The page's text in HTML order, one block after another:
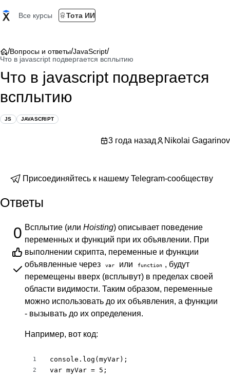
Все курсы Тота ИИ
/Вопросы и ответы/JavaScript/
Что в javascript подвергается всплытию
Что в javascript подвергается
всплытию
JS JAVASCRIPT
3 года назад Nikolai Gagarinov
Присоединяйтесь к нашему Telegram-сообществу
Ответы
0 Всплытие (или Hoisting) описывает поведение
переменных и функций при их объявлении. При
выполнении скрипта, переменные и функции
объявленные через
var или function , будут
перемещены вверх (всплывут) в пределах своей
области видимости. Таким образом, переменные
можно использовать до их объявления, а функции
- вызывать до их определения.
Например, вот код:
1
2
console.log(myVar);
var myVar = 5;